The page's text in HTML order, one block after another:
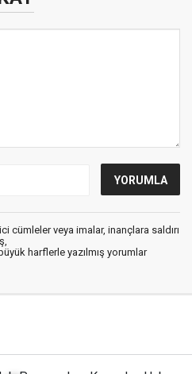
cümleler veya imalar, inançlara saldırı
harflerle yazılmış yorumlar